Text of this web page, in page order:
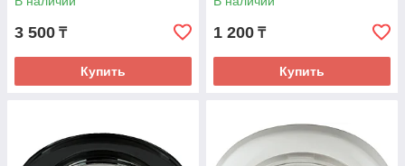
3 500 ₸
Купить
1 200 ₸
Купить